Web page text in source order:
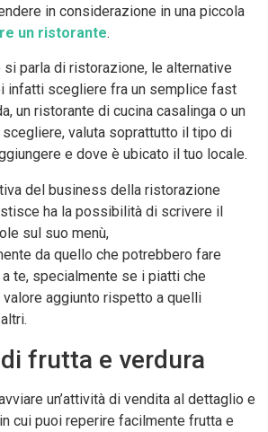
in considerazione in una piccola
un ristorante.
si parla di ristorazione, le alternative
infatti scegliere fra un semplice fast
un ristorante di cucina casalinga o un
valuta soprattutto il tipo di
e dove è ubicato il tuo locale.
del business della ristorazione
ha la possibilità di scrivere il
sul suo menù,
da quello che potrebbero fare
te, specialmente se i piatti che
valore aggiunto rispetto a quelli
frutta e verdura
un’attività di vendita al dettaglio e
cui puoi reperire facilmente frutta e